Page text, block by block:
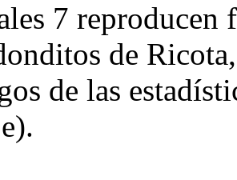
7 reproducen
de
de las